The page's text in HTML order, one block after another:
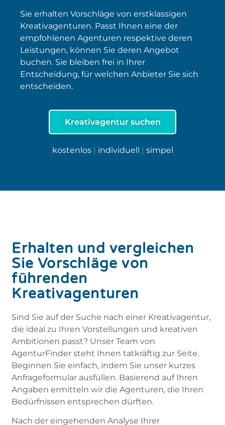
Sie erhalten Vorschläge von erstklassigen
Kreativagenturen. Passt Ihnen eine der
empfohlenen Agenturen respektive deren
Leistungen, können Sie deren Angebot
buchen. Sie bleiben frei in Ihrer
Entscheidung, für welchen Anbieter Sie sich
entscheiden.
Kreativagentur suchen
kostenlos | individuell | simpel
Erhalten und vergleichen
Sie Vorschläge von
führenden
Kreativagenturen
Sind Sie auf der Suche nach einer Kreativagentur,
die ideal zu Ihren Vorstellungen und kreativen
Ambitionen passt? Unser Team von
AgenturFinder steht Ihnen tatkräftig zur Seite.
Beginnen Sie einfach, indem Sie unser kurzes
Anfrageformular ausfüllen. Basierend auf Ihren
Angaben ermitteln wir die Agenturen, die Ihren
Bedürfnissen entsprechen dürften.
Nach der eingehenden Analyse Ihrer